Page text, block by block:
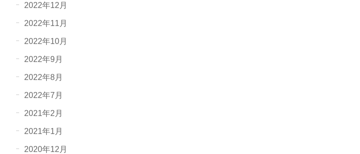
2022年12月
2022年11月
2022年10月
2022年9月
2022年8月
2022年7月
2021年2月
2021年1月
2020年12月